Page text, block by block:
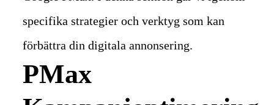
specifika strategier och verktyg som kan
förbättra din digitala annonsering.
PMax